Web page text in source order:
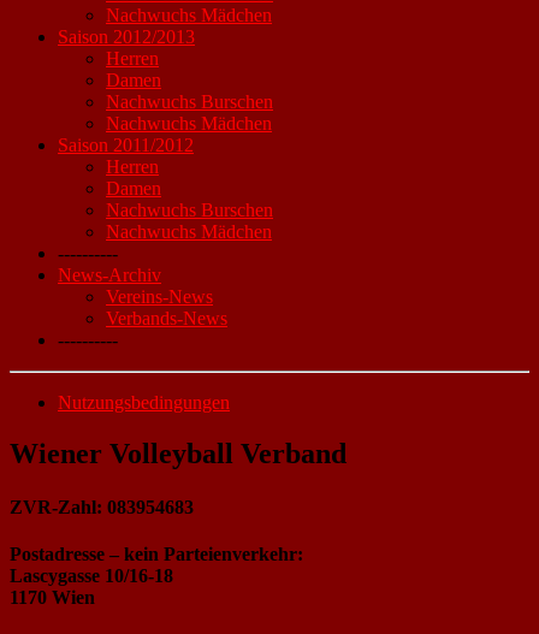
Nachwuchs Mädchen
Saison 2012/2013
Herren
Damen
Nachwuchs Burschen
Nachwuchs Mädchen
Saison 2011/2012
Herren
Damen
Nachwuchs Burschen
Nachwuchs Mädchen
----------
News-Archiv
Vereins-News
Verbands-News
----------
Nutzungsbedingungen
Wiener Volleyball Verband
ZVR-Zahl: 083954683
Postadresse – kein Parteienverkehr:
Lascygasse 10/16-18
1170 Wien